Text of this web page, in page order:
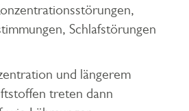
Schlafstörungen
und längerem
treten dann